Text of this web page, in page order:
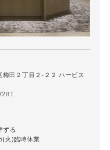
梅田２丁目２-２２ ハービス
ずる
火)臨時休業